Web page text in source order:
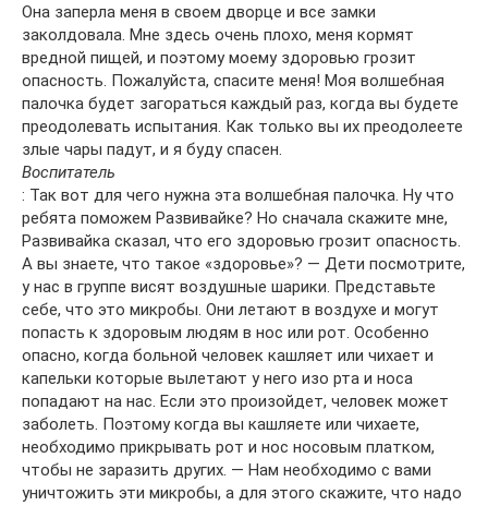
Она заперла меня в своем дворце и все замки
заколдовала. Мне здесь очень плохо, меня кормят
вредной пищей, и поэтому моему здоровью грозит
опасность. Пожалуйста, спасите меня! Моя волшебная
палочка будет загораться каждый раз, когда вы будете
преодолевать испытания. Как только вы их преодолеете
злые чары падут, и я буду спасен.
Воспитатель
: Так вот для чего нужна эта волшебная палочка. Ну что
ребята поможем Развивайке? Но сначала скажите мне,
Развивайка сказал, что его здоровью грозит опасность.
А вы знаете, что такое «здоровье»? — Дети посмотрите,
у нас в группе висят воздушные шарики. Представьте
себе, что это микробы. Они летают в воздухе и могут
попасть к здоровым людям в нос или рот. Особенно
опасно, когда больной человек кашляет или чихает и
капельки которые вылетают у него изо рта и носа
попадают на нас. Если это произойдет, человек может
заболеть. Поэтому когда вы кашляете или чихаете,
необходимо прикрывать рот и нос носовым платком,
чтобы не заразить других. — Нам необходимо с вами
уничтожить эти микробы, а для этого скажите, что надо